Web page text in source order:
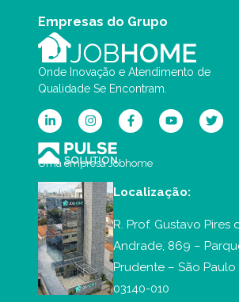
Empresas do Grupo
Onde Inovação e Atendimento de
Qualidade Se Encontram.
Uma empresa Jobhome
Localização:
R. Prof. Gustavo Pires
Andrade, 869 –
Prudente – São Paulo
03140-010